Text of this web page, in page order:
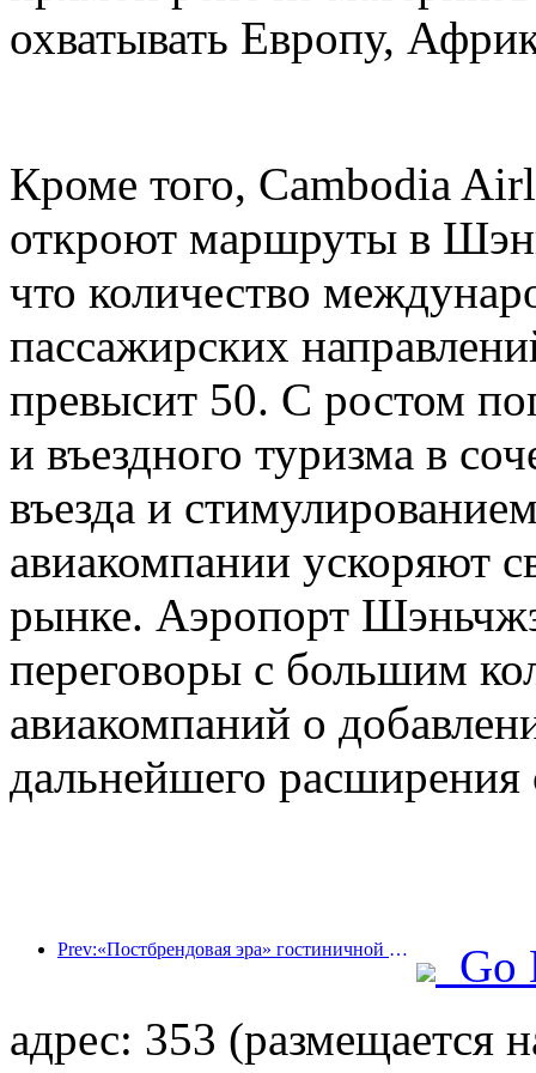
охватывать Европу,
Кроме того, Cambodia
откроют маршруты в
что количество
пассажирских
превысит 50. С ростом
и въездного туризма в
въезда и
авиакомпании ускоряют
рынке. Аэропорт
переговоры с большим
авиакомпаний о
дальнейшего
Prev:«Постбрендовая эра» гостиничной индустрии: от масштабного расширения к эффективности в первую очередь
Go
адрес: 353 (размещается